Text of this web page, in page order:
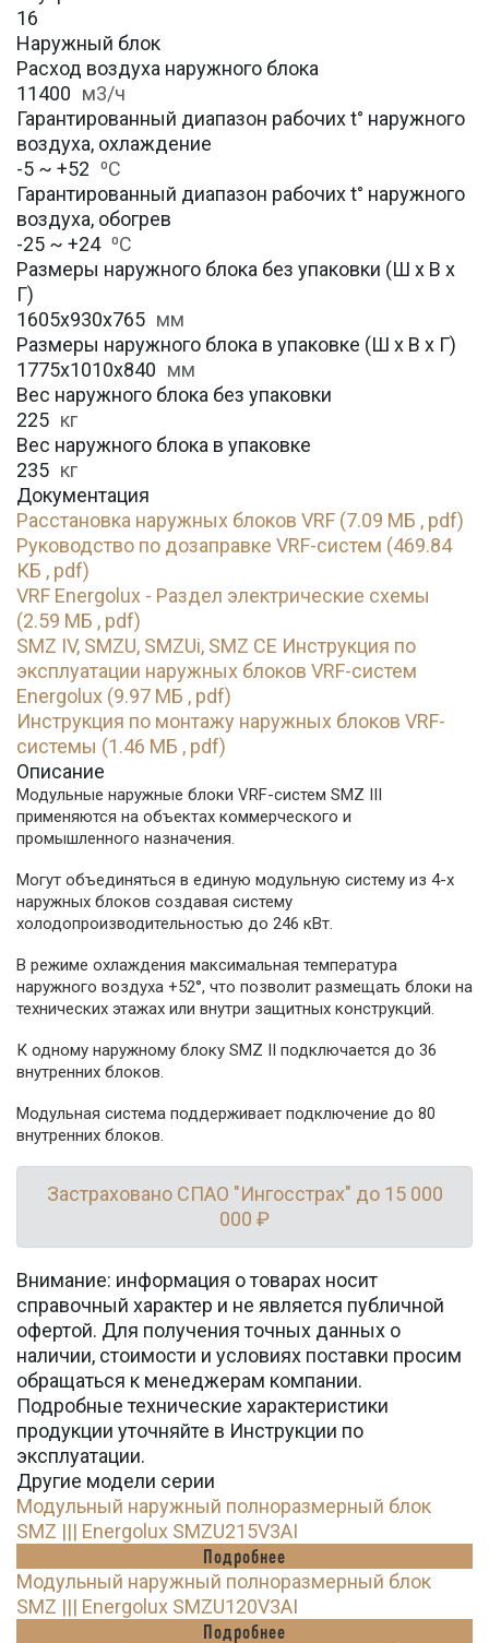
16
Наружный блок
Расход воздуха наружного блока
11400 м3/ч
Гарантированный диапазон рабочих t° наружного
воздуха, охлаждение
-5 ~ +52 ⁰С
Гарантированный диапазон рабочих t° наружного
воздуха, обогрев
-25 ~ +24 ⁰С
Размеры наружного блока без упаковки (Ш х В х
Г)
1605x930x765 мм
Размеры наружного блока в упаковке (Ш х В х Г)
1775x1010x840 мм
Вес наружного блока без упаковки
225 кг
Вес наружного блока в упаковке
235 кг
Документация
Расстановка наружных блоков VRF (7.09 МБ , pdf)
Руководство по дозаправке VRF-систем (469.84
КБ , pdf)
VRF Energolux - Раздел электрические схемы
(2.59 МБ , pdf)
SMZ IV, SMZU, SMZUi, SMZ CE Инструкция по
эксплуатации наружных блоков VRF-систем
Energolux (9.97 МБ , pdf)
Инструкция по монтажу наружных блоков VRF-
системы (1.46 МБ , pdf)
Описание
Модульные наружные блоки VRF-систем SMZ III
применяются на объектах коммерческого и
промышленного назначения.
Могут объединяться в единую модульную систему из 4-х
наружных блоков создавая систему
холодопроизводительностью до 246 кВт.
В режиме охлаждения максимальная температура
наружного воздуха +52°, что позволит размещать блоки на
технических этажах или внутри защитных конструкций.
К одному наружному блоку SMZ II подключается до 36
внутренних блоков.
Модульная система поддерживает подключение до 80
внутренних блоков.
Застраховано СПАО "Ингосстрах" до 15 000
000 ₽
Внимание: информация о товарах носит
справочный характер и не является публичной
офертой. Для получения точных данных о
наличии, стоимости и условиях поставки просим
обращаться к менеджерам компании.
Подробные технические характеристики
продукции уточняйте в Инструкции по
эксплуатации.
Другие модели серии
Модульный наружный полноразмерный блок
SMZ ||| Energolux SMZU215V3AI
Подробнее
Модульный наружный полноразмерный блок
SMZ ||| Energolux SMZU120V3AI
Подробнее